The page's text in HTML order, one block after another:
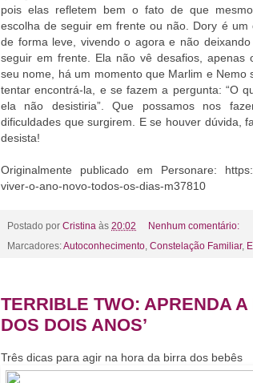
pois elas refletem bem o fato de que
escolha de seguir em frente ou não. Dory é
de forma leve, vivendo o agora e não
seguir em frente. Ela não vê desafios, apenas
seu nome, há um momento que Marlim e
tentar encontrá-la, e se fazem a pergunta: “O
ela não desistiria”. Que possamos nos
dificuldades que surgirem. E se houver dúvida,
desista!
Originalmente publicado em Personare:
viver-o-ano-novo-todos-os-dias-m37810
Postado por Cristina às 20:02
Nenhum comentário:
Marcadores:Autoconhecimento Constelação Familiar,
TERRIBLE TWO: APRENDA A
DOS DOIS ANOS’
Três dicas para agir na hora da birra dos bebês